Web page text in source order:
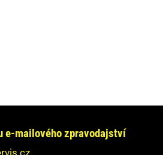
e-mailového zpravodajství